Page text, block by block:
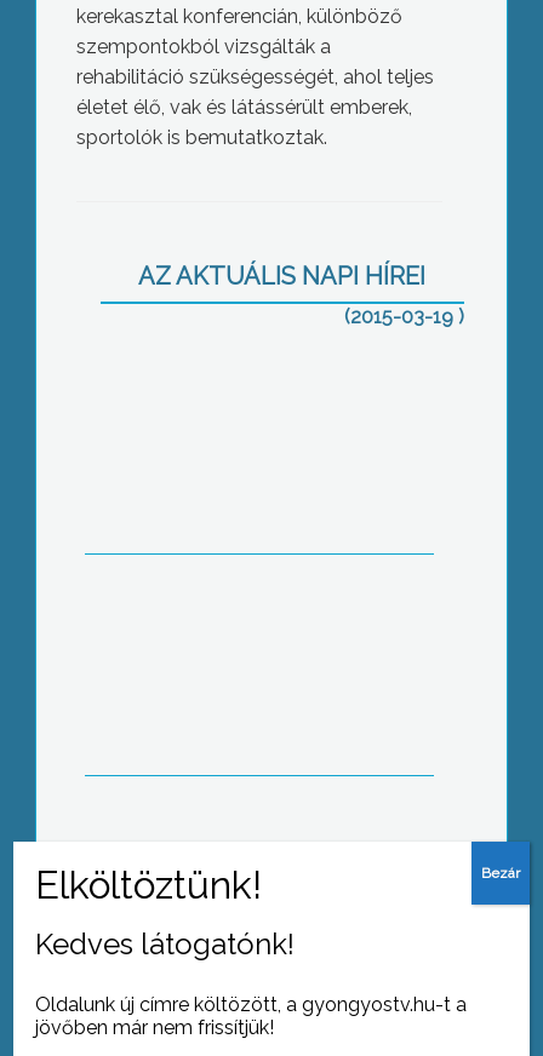
kerekasztal konferencián, különböző
szempontokból vizsgálták a
rehabilitáció szükségességét, ahol teljes
életet élő, vak és látássérült emberek,
sportolók is bemutatkoztak.
AZ AKTUÁLIS NAPI HÍREI
(2015-03-19 )
Állampolgári eskü
Kedves látogatónk!
Oldalunk új címre költözött, a gyongyostv.hu-t a
jövőben már nem frissítjük!